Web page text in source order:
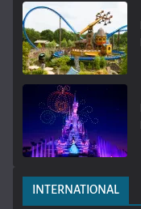
INTERNATIONAL